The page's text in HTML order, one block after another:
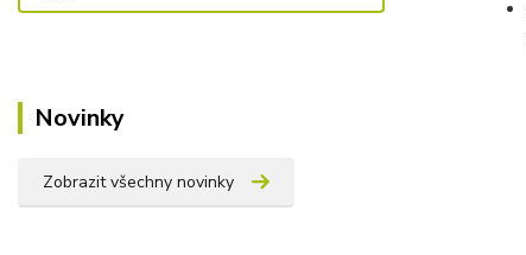
Novinky
Zobrazit všechny novinky